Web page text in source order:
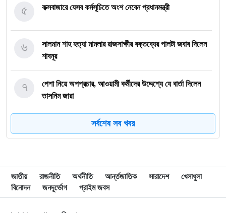
কক্সবাজারে যেসব কর্মসূচিতে অংশ নেবেন প্রধানমন্ত্রী
৫
সালমান শাহ হত্যা মামলার রাজসাক্ষীর বক্তব্যের পালটা জবাব দিলেন
শাবনূর
৬
পেশা নিয়ে অপপ্রচার, আওয়ামী কর্মীদের উদ্দেশ্যে যে বার্তা দিলেন
তাসনিম জারা
৭
গাজায় ধ্বংসস্তূপ থেকে ১৯ লাশ উদ্ধার, বেশিরভাগ নারী-শিশু
৯
মানবসেবার জন্য রোটারির সম্মানজনক পদক পেলেন ডা. হাবিবুল্লাহ
তালুকদার রাসকিন
১০
সর্বশেষ সব খবর
জাতীয় রাজনীতি অর্থনীতি আর্ন্তজাতিক সারাদেশ
খেলাধুলা
বিনোদন
জনদূর্ভোগ প্রাইম জবস